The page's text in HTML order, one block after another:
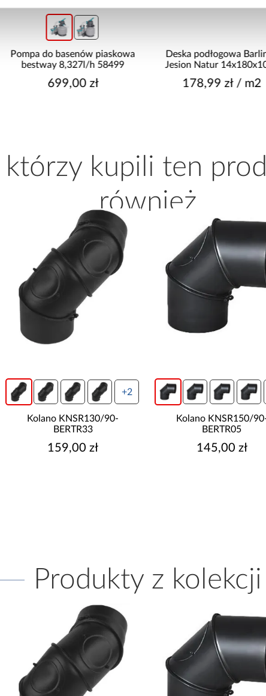
Pompa do basenów piaskowa
bestway 8,327l/h 58499
699,00 zł
Deska podłogowa
Jesion Natur
178,99 zł / m2
którzy kupili ten
również
+2
Kolano KNSR130/90-
BERTR33
159,00 zł
Kolano KNSR150/
BERTR05
145,00 zł
Produkty z kolekcji